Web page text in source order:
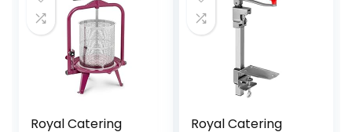
Royal Catering
Royal Catering